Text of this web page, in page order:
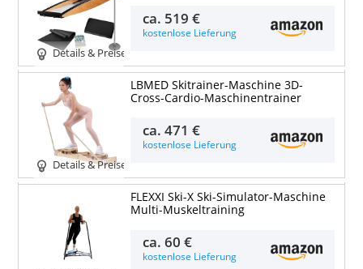
Details & Preise
ca. 519 €
kostenlose Lieferung
Details & Preise
LBMED Skitrainer-Maschine 3D-
Cross-Cardio-Maschinentrainer
ca.471 €
kostenlose Lieferung
FLEXXI Ski-X Ski-Simulator-Maschine
Multi-Muskeltraining
ca.60 €
kostenlose Lieferung